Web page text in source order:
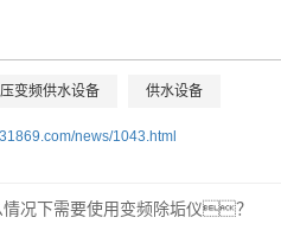
变频供水设备 供水设备
news/1043.html
情况下需要使用变频除垢仪？